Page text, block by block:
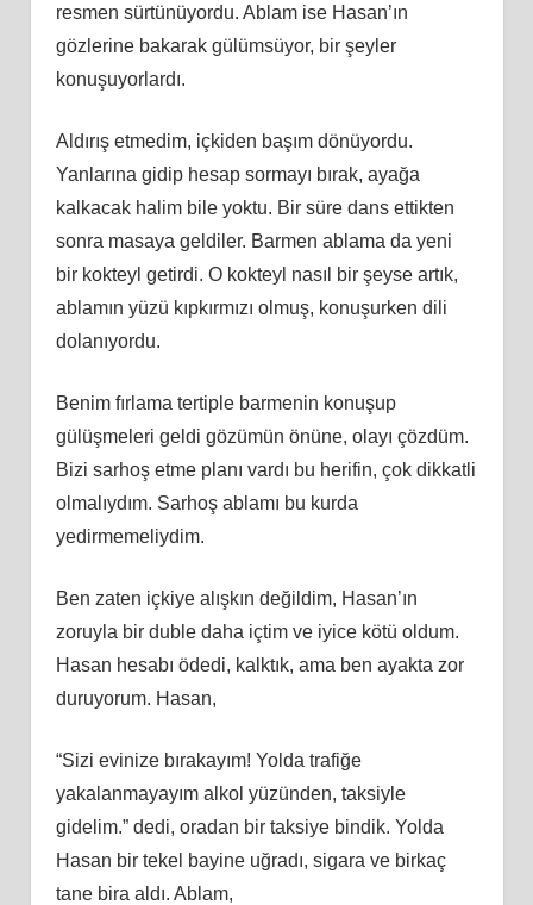
resmen sürtünüyordu. Ablam ise Hasan’ın
gözlerine bakarak gülümsüyor, bir şeyler
konuşuyorlardı.
Aldırış etmedim, içkiden başım dönüyordu.
Yanlarına gidip hesap sormayı bırak, ayağa
kalkacak halim bile yoktu. Bir süre dans ettikten
sonra masaya geldiler. Barmen ablama da yeni
bir kokteyl getirdi. O kokteyl nasıl bir şeyse artık,
ablamın yüzü kıpkırmızı olmuş, konuşurken dili
dolanıyordu.
Benim fırlama tertiple barmenin konuşup
gülüşmeleri geldi gözümün önüne, olayı çözdüm.
Bizi sarhoş etme planı vardı bu herifin, çok dikkatli
olmalıydım. Sarhoş ablamı bu kurda
yedirmemeliydim.
Ben zaten içkiye alışkın değildim, Hasan’ın
zoruyla bir duble daha içtim ve iyice kötü oldum.
Hasan hesabı ödedi, kalktık, ama ben ayakta zor
duruyorum. Hasan,
“Sizi evinize bırakayım! Yolda trafiğe
yakalanmayayım alkol yüzünden, taksiyle
gidelim.” dedi, oradan bir taksiye bindik. Yolda
Hasan bir tekel bayine uğradı, sigara ve birkaç
tane bira aldı. Ablam,